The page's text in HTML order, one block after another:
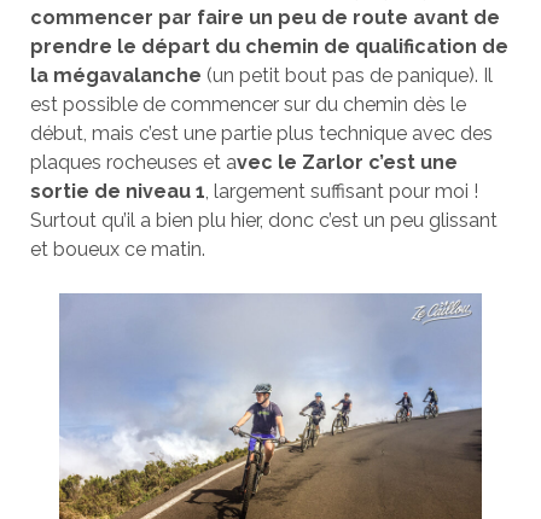
commencer par faire un peu de route avant de
prendre le départ du chemin de qualification de
la mégavalanche (un petit bout pas de panique). Il
est possible de commencer sur du chemin dès le
début, mais c’est une partie plus technique avec des
plaques rocheuses et avec le Zarlor c’est une
sortie de niveau 1, largement suffisant pour moi !
Surtout qu’il a bien plu hier, donc c’est un peu glissant
et boueux ce matin.